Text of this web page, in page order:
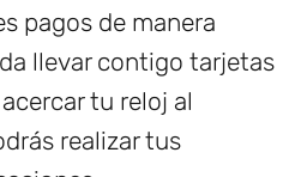
pagos de manera
llevar contigo tarjetas
tu reloj al
realizar tus